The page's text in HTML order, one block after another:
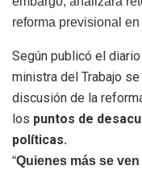
reforma previsional
Según publicó el diario
ministra del Trabajo
discusión de la
los puntos de
políticas.
“Quienes más se